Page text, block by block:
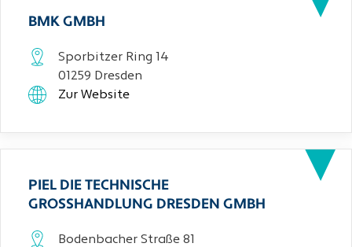
BMK GMBH
Sporbitzer Ring 14
01259 Dresden
Zur Website
PIEL DIE TECHNISCHE
GROSSHANDLUNG DRESDEN GMBH
Bodenbacher Straße 81